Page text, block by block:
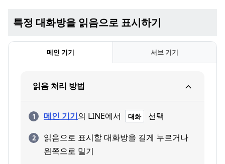
특정 대화방을 읽음으로 표시하기
메인 기기 서브 기기
읽음 처리 방법
메인 기기의 LINE에서 대화
선택
읽음으로 표시할 대화방을 길게 누르거나
왼쪽으로 밀기